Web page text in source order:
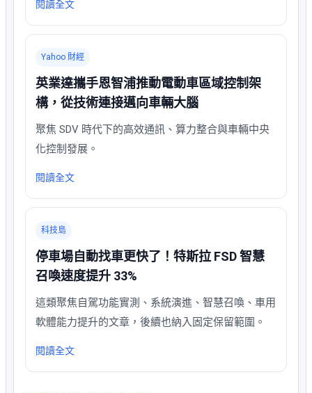
閱讀全文
Yahoo 財經
英業達攜手恩智浦推動電動車區域控制架
構，從技術連接邁向車輛大腦
聚焦 SDV 時代下的高效通訊、算力整合與車輛中央
化控制發展。
閱讀全文
科技島
停車場自動找車更快了！特斯拉 FSD 智慧
召喚速度提升 33%
這類聚焦自駕功能實測、系統演進、智慧召喚、車用
軟體能力提升的文章，後續也納入固定保留範圍。
閱讀全文